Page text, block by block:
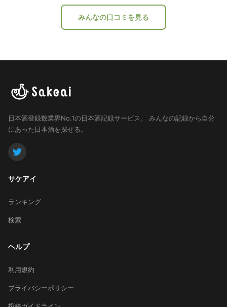
みんなの口コミを見る
日本酒登録数業界No.1の日本酒記録サービス。
みんなの記録から自分
にあった日本酒を探せる。
サケアイ
ランキング
検索
ヘルプ
利用規約
プライバシーポリシー